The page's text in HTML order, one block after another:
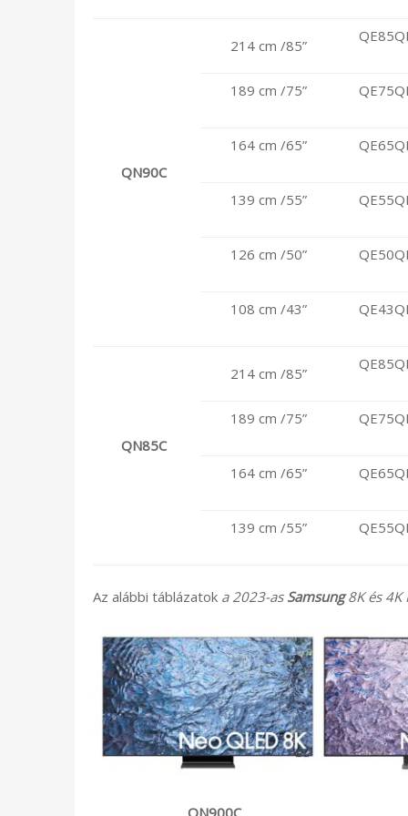
QN90C
214 cm /85”
189 cm /75”
164 cm /65”
139 cm /55”
126 cm /50”
108 cm /43”
QN85C
214 cm /85”
189 cm /75”
164 cm /65”
139 cm /55”
Az alábbi táblázatok a 2023-as Samsung8K és 4K